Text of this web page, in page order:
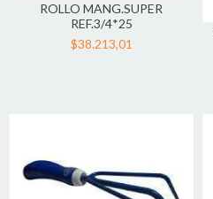
ROLLO MANG.SUPER
REF.3/4*25
$38.213,01